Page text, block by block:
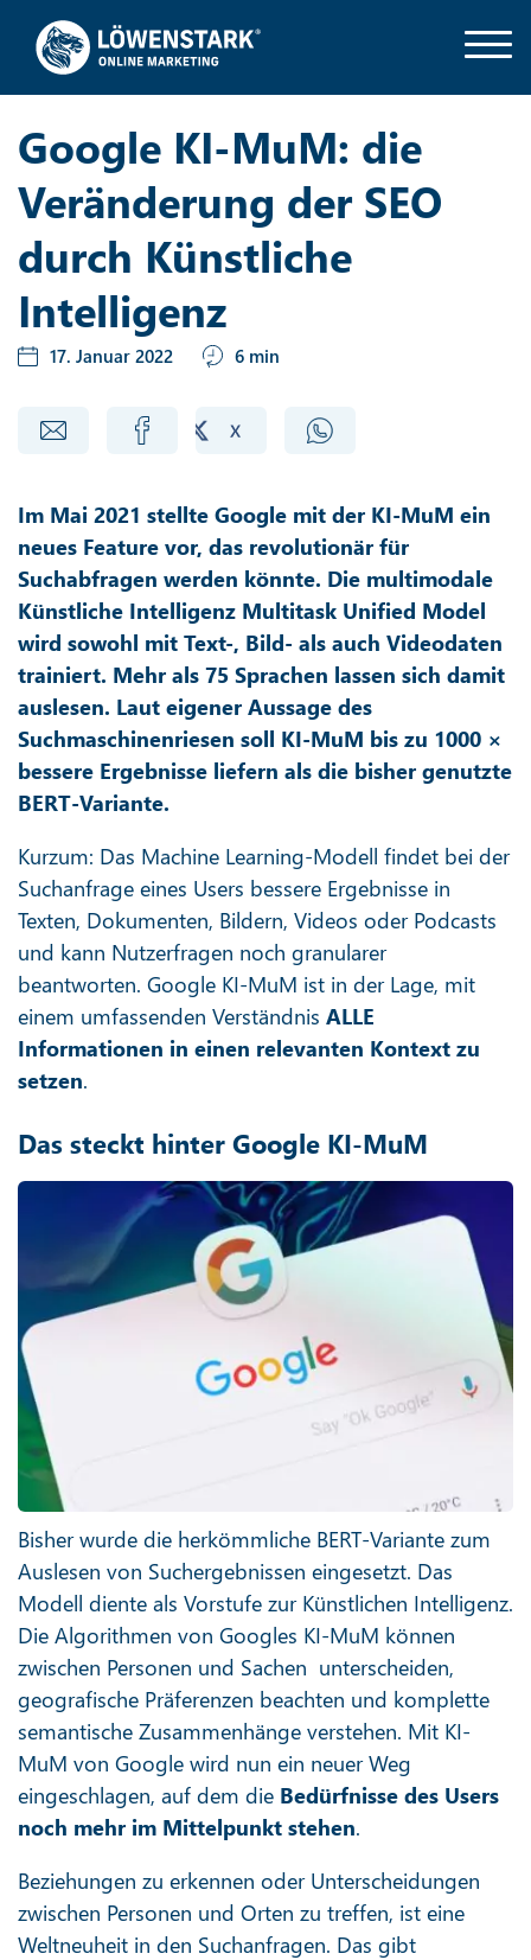
Google KI-MuM: die
Veränderung der SEO
durch Künstliche
Intelligenz
17. Januar 2022 6 min
Im Mai 2021 stellte Google mit der KI-MuM ein
neues Feature vor, das revolutionär für
Suchabfragen werden könnte. Die multimodale
Künstliche Intelligenz Multitask Unified Model
wird sowohl mit Text-, Bild- als auch Videodaten
trainiert. Mehr als 75 Sprachen lassen sich damit
auslesen. Laut eigener Aussage des
Suchmaschinenriesen soll KI-MuM bis zu 1000 ×
bessere Ergebnisse liefern als die bisher genutzte
BERT-Variante.
Kurzum: Das Machine Learning-Modell findet bei der
Suchanfrage eines Users bessere Ergebnisse in
Texten, Dokumenten, Bildern, Videos oder Podcasts
und kann Nutzerfragen noch granularer
beantworten. Google KI-MuM ist in der Lage, mit
einem umfassenden Verständnis ALLE
Informationen in einen relevanten Kontext zu
setzen.
Das steckt hinter Google KI-MuM
Bisher wurde die herkömmliche BERT-Variante zum
Auslesen von Suchergebnissen eingesetzt. Das
Modell diente als Vorstufe zur Künstlichen Intelligenz.
Die Algorithmen von Googles KI-MuM können
zwischen Personen und Sachen unterscheiden,
geografische Präferenzen beachten und komplette
semantische Zusammenhänge verstehen. Mit KI-
MuM von Google wird nun ein neuer Weg
eingeschlagen, auf dem die Bedürfnisse des Users
noch mehr im Mittelpunkt stehen.
Beziehungen zu erkennen oder Unterscheidungen
zwischen Personen und Orten zu treffen, ist eine
Weltneuheit in den Suchanfragen. Das gibt